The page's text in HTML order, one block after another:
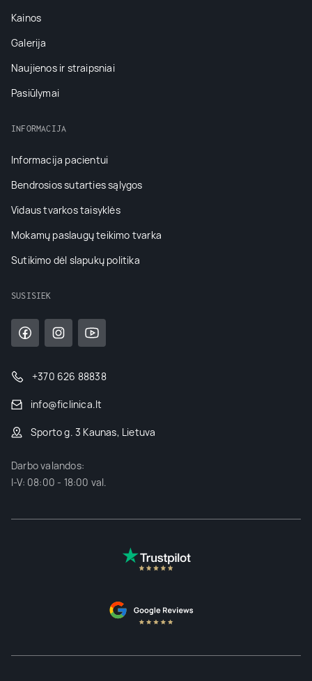
Kainos
Galerija
Naujienos ir straipsniai
Pasiūlymai
INFORMACIJA
Informacija pacientui
Bendrosios sutarties sąlygos
Vidaus tvarkos taisyklės
Mokamų paslaugų teikimo tvarka
Sutikimo dėl slapukų politika
SUSISIEK
+370 626 88838
info@ficlinica.lt
Sporto g. 3 Kaunas, Lietuva
Darbo valandos:
I-V: 08:00 - 18:00 val.